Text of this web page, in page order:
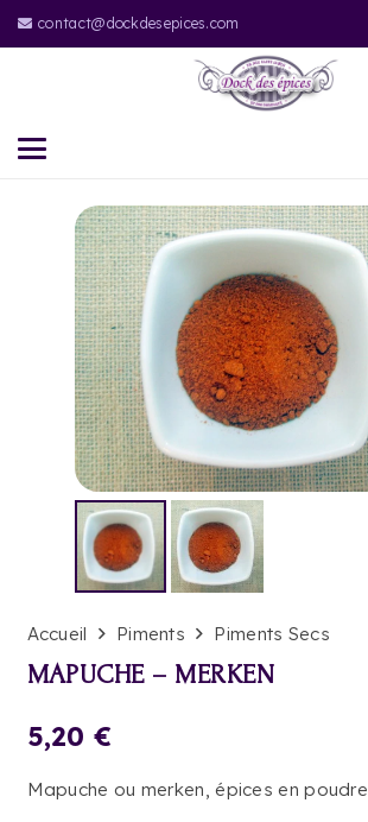
contact@dockdesepices.com
Accueil Piments Piments Secs
MAPUCHE – MERKEN
5,20 €
Mapuche ou merken, épices en poudre